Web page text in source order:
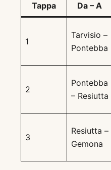
Tappa Da – A
1
Tarvisio –
Pontebba
2
Pontebba
– Resiutta
3
Resiutta –
Gemona